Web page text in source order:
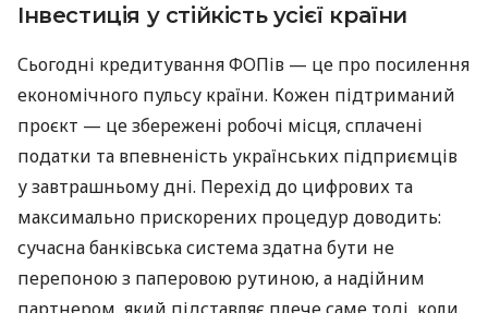
Інвестиція у стійкість усієї країни
Сьогодні кредитування ФОПів — це про посилення
економічного пульсу країни. Кожен підтриманий
проєкт — це збережені робочі місця, сплачені
податки та впевненість українських підприємців
у завтрашньому дні. Перехід до цифрових та
максимально прискорених процедур доводить:
сучасна банківська система здатна бути не
перепоною з паперовою рутиною, а надійним
партнером, який підставляє плече саме тоді, коли